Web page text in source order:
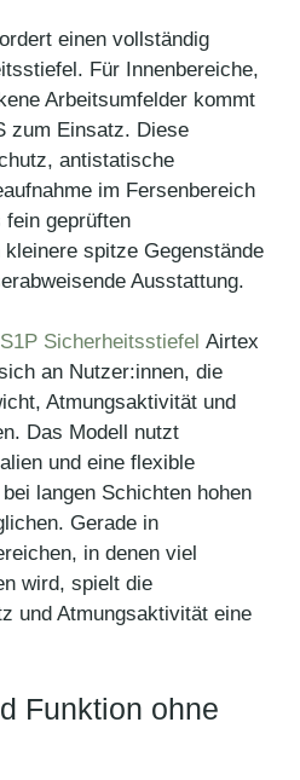
einen vollständig
Für Innenbereiche,
Arbeitsumfelder kommt
zum Einsatz. Diese
antistatische
im Fersenbereich
fein geprüften
spitze Gegenstände
Ausstattung.
Sicherheitsstiefel Airtex
an Nutzer:innen, die
Atmungsaktivität und
Das Modell nutzt
und eine flexible
langen Schichten hohen
Gerade in
in denen viel
wird, spielt die
und Atmungsaktivität eine
Funktion ohne